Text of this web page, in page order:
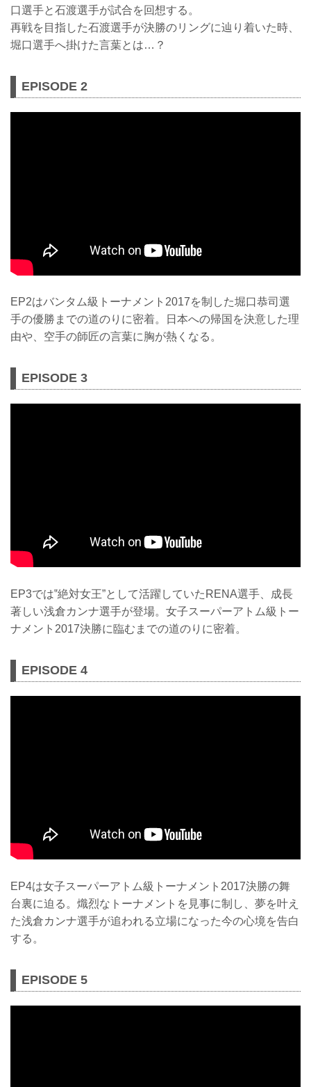
口選手と石渡選手が試合を回想する。
再戦を目指した石渡選手が決勝のリングに辿り着いた時、
堀口選手へ掛けた言葉とは…？
EPISODE 2
EP2はバンタム級トーナメント2017を制した堀口恭司選
手の優勝までの道のりに密着。日本への帰国を決意した理
由や、空手の師匠の言葉に胸が熱くなる。
EPISODE 3
EP3では‟絶対女王”として活躍していたRENA選手、成長
著しい浅倉カンナ選手が登場。女子スーパーアトム級トー
ナメント2017決勝に臨むまでの道のりに密着。
EPISODE 4
EP4は女子スーパーアトム級トーナメント2017決勝の舞
台裏に迫る。熾烈なトーナメントを見事に制し、夢を叶え
た浅倉カンナ選手が追われる立場になった今の心境を告白
する。
EPISODE 5